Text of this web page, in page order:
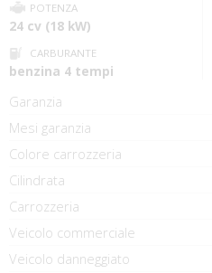
POTENZA
24 cv (18 kW)
CARBURANTE
benzina 4 tempi
Garanzia
Mesi garanzia
Colore carrozzeria
Cilindrata
Carrozzeria
Veicolo commerciale
Veicolo danneggiato